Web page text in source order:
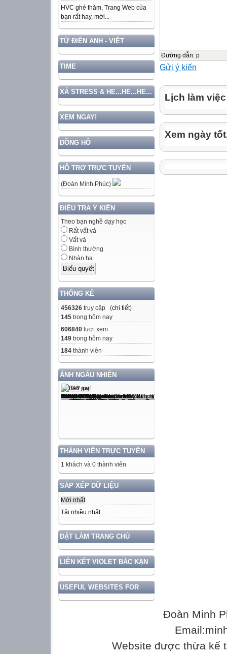
HVC ghé thăm, Trang Web của
bạn rất hay, mời...
TỪ ĐIỂN ANH - VIỆT
TIME
XẢ STRESS & HE...HE...HE...
XEM NGAY!
ĐỒNG HỒ
HỖ TRỢ TRỰC TUYẾN
(Đoàn Minh Phúc)
ĐIỀU TRA Ý KIẾN
Theo bạn nghề dạy học
Rất vất vả
Vất vả
Bình thường
Nhàn hạ
THỐNG KÊ
456326 truy cập (chi tiết)
145 trong hôm nay
606840 lượt xem
149 trong hôm nay
184 thành viên
ẢNH NGẪU NHIÊN
THÀNH VIÊN TRỰC TUYẾN
1 khách và 0 thành viên
SẮP XẾP DỮ LIỆU
Mới nhất
Tải nhiều nhất
ĐẶT LÀM TRANG CHỦ
LIÊN KẾT VIOLET BẮC KẠN
USEFUL WEBSITES FOR
Lớp 6C

1
Chào cờ
Chào cờ
Chào cờ
Chào cờ
Chào Cờ
Chào cờ
Văn- Phụng
GDC- Duyên
TD -Huân
Đường dẫn: p
Gửi ý kiến
Lịch làm việc
Xem ngày
Đoàn Minh
Website được thừa kế